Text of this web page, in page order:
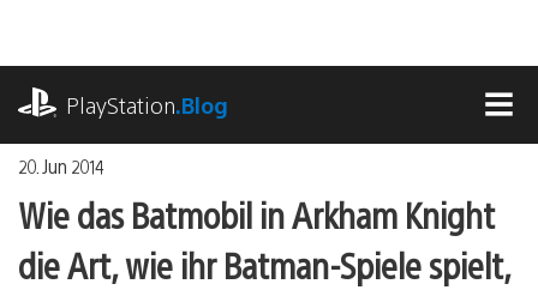
springen
PlayStation.Blog
20. Jun 2014
Wie das Batmobil in Arkham Knight
die Art, wie ihr Batman-Spiele spielt,